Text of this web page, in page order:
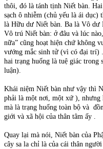
thôi, đó là tánh tịnh Niết bàn.
sạch ô nhiễm (chủ yếu là ái dục)
là Hữu dư Niết bàn. Ba là Vô dư
Vô trú Niết bàn: ở đâu và lúc
nữa” cũng hoạt hiện chứ không
vướng mắc sinh tử (vì có đại trí)
hai trạng huống là tuệ giác trong
luận).
Khái niệm Niết bàn như vậy thì
phải là một nơi, một xứ ), nhưng
mà là trạng huống toàn bộ và
giới và xã hội của thân tâm ấy .
Quay lại mà nói, Niết bàn của
cây sa la chỉ là của cái thân